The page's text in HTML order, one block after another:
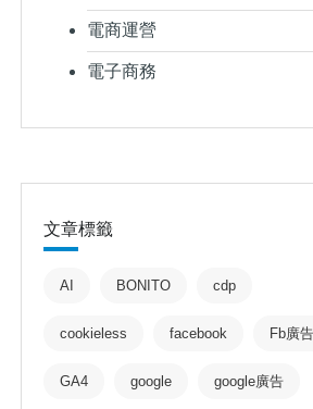
電商運營
電子商務
文章標籤
AI BONITO cdp
cookieless facebook Fb廣告
GA4 google google廣告